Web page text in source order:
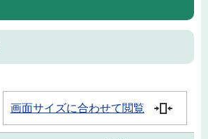
画面サイズに合わせて閲覧